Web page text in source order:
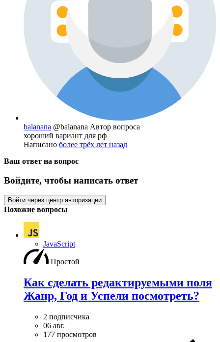
balanana @balanana Автор вопроса
хороший вариант для рф
Написано более трёх лет назад
Ваш ответ на вопрос
Войдите, чтобы написать ответ
Войти через центр авторизации
Похожие вопросы
JavaScript
Простой
Как сделать редактируемыми поля
Жанр, Год и Успели посмотреть?
2 подписчика
06 авг.
177 просмотров